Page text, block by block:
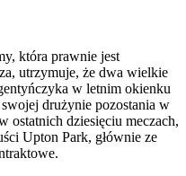
która prawnie jest
utrzymuje, że dwa wielkie
w letnim okienku
drużynie pozostania w
ostatnich dziesięciu meczach,
Upton Park, głównie ze